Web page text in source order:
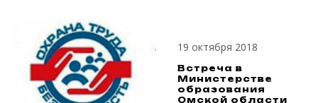
19 октября 2018
Встреча в
Министерстве
образования
Омской области